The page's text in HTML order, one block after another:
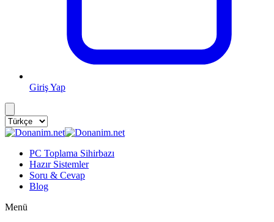
Giriş Yap
PC Toplama Sihirbazı
Hazır Sistemler
Soru & Cevap
Blog
Menü